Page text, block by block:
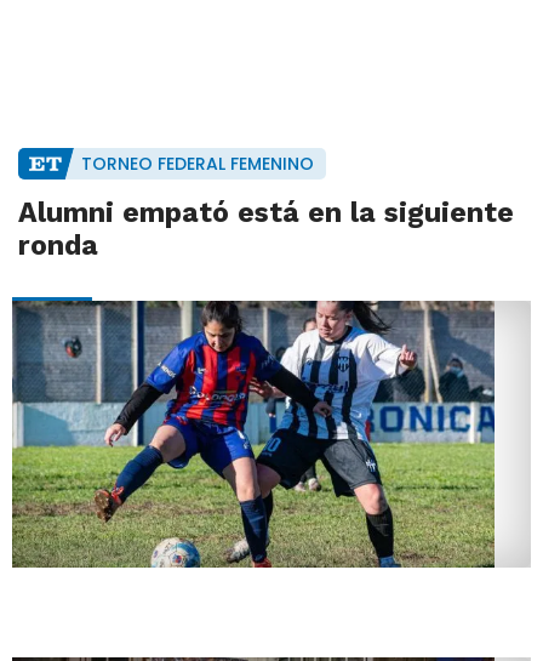
TORNEO FEDERAL FEMENINO
Alumni empató está en la siguiente
ronda